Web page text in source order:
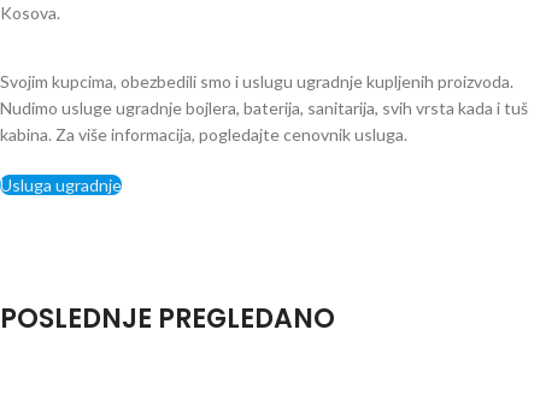
Kosova.
Svojim kupcima, obezbedili smo i uslugu ugradnje kupljenih proizvoda.
Nudimo usluge ugradnje bojlera, baterija, sanitarija, svih vrsta kada i tuš
kabina. Za više informacija, pogledajte cenovnik usluga.
Usluga ugradnje
POSLEDNJE PREGLEDANO